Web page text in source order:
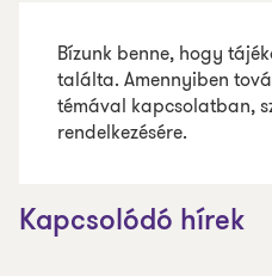
Bízunk benne, hogy
találta. Amennyiben
témával kapcsolatban,
rendelkezésére.
Kapcsolódó hírek